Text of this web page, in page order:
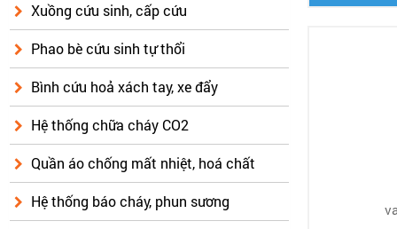
Xuồng cứu sinh, cấp cứu
Phao bè cứu sinh tự thổi
Bình cứu hoả xách tay, xe đẩy
Hệ thống chữa cháy CO2
Quần áo chống mất nhiệt, hoá chất
Hệ thống báo cháy, phun sương